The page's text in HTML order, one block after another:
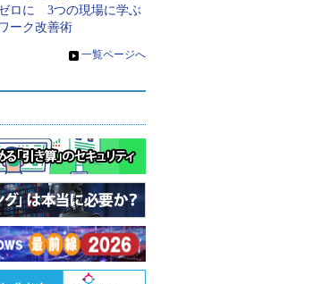
ロに 3つの現場に学ぶ
ーク改善術
» 一覧ページへ